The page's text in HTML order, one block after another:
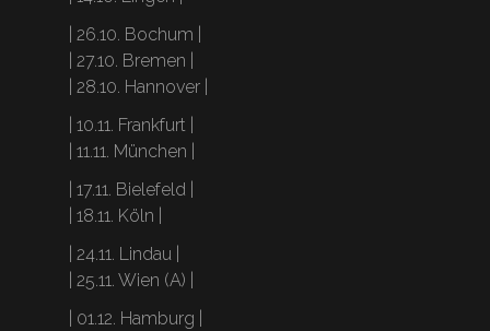
| 26.10. Bochum |
| 27.10. Bremen |
| 28.10. Hannover |
| 10.11. Frankfurt |
| 11.11. München |
| 17.11. Bielefeld |
| 18.11. Köln |
| 24.11. Lindau |
| 25.11. Wien (A) |
| 01.12. Hamburg |